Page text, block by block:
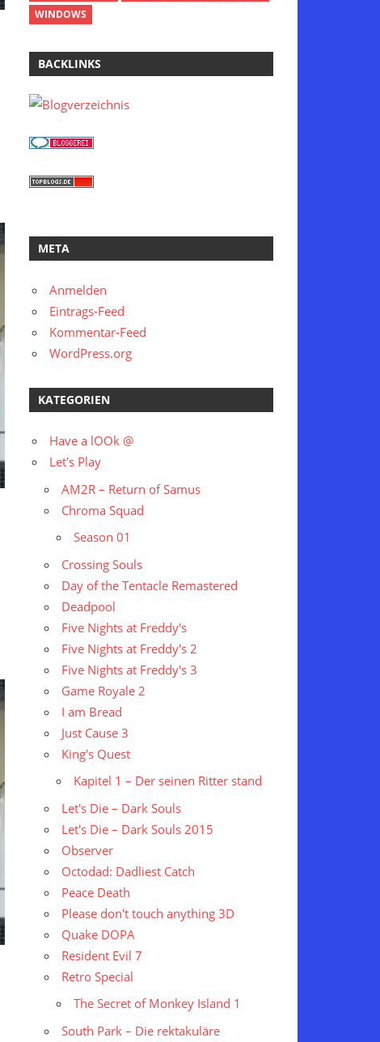
WINDOWS
BACKLINKS
META
Anmelden
Eintrags-Feed
Kommentar-Feed
WordPress.org
KATEGORIEN
Have a lOOk @
Let's Play
AM2R – Return of Samus
Chroma Squad
Season 01
Crossing Souls
Day of the Tentacle Remastered
Deadpool
Five Nights at Freddy's
Five Nights at Freddy's 2
Five Nights at Freddy's 3
Game Royale 2
I am Bread
Just Cause 3
King's Quest
Kapitel 1 – Der seinen Ritter stand
Let's Die – Dark Souls
Let's Die – Dark Souls 2015
Observer
Octodad: Dadliest Catch
Peace Death
Please don't touch anything 3D
Quake DOPA
Resident Evil 7
Retro Special
The Secret of Monkey Island 1
South Park – Die rektakuläre